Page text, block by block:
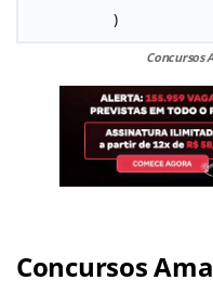
)
Concursos
Concursos